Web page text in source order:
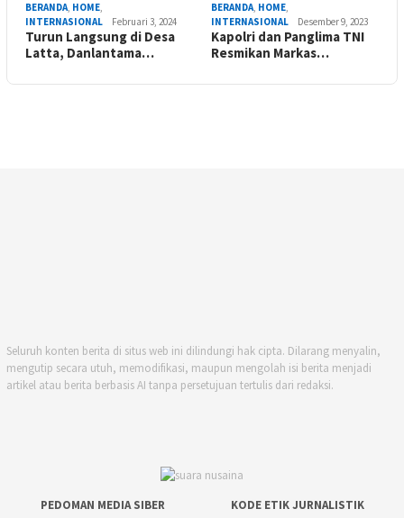
BERANDA, HOME,
INTERNASIONAL
Februari 3, 2024
Turun Langsung di Desa
Latta, Danlantama…
BERANDA, HOME,
INTERNASIONAL
Desember 9, 2023
Kapolri dan Panglima TNI
Resmikan Markas…
Seluruh konten berita di situs web ini dilindungi hak cipta. Dilarang menyalin,
mengutip secara utuh, memodifikasi, maupun mengolah isi berita menjadi
artikel atau berita berbasis AI tanpa persetujuan tertulis dari redaksi.
PEDOMAN MEDIA SIBER KODE ETIK JURNALISTIK